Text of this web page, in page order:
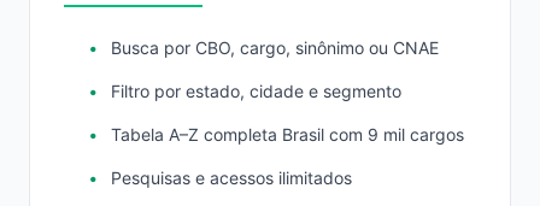
Busca por CBO, cargo, sinônimo ou CNAE
Filtro por estado, cidade e segmento
Tabela A–Z completa Brasil com 9 mil cargos
Pesquisas e acessos ilimitados